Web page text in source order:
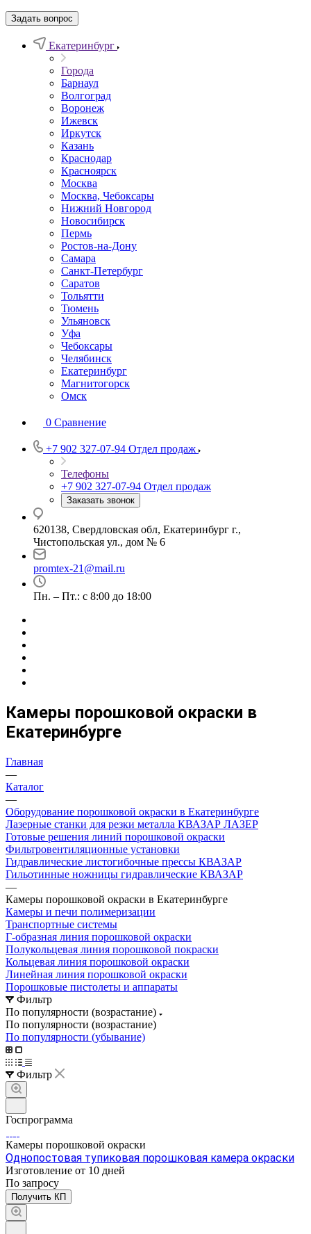
Задать вопрос
Екатеринбург
Города
Барнаул
Волгоград
Воронеж
Ижевск
Иркутск
Казань
Краснодар
Красноярск
Москва
Москва, Чебоксары
Нижний Новгород
Новосибирск
Пермь
Ростов-на-Дону
Самара
Санкт-Петербург
Саратов
Тольятти
Тюмень
Ульяновск
Уфа
Чебоксары
Челябинск
Екатеринбург
Магнитогорск
Омск
0 Сравнение
+7 902 327-07-94 Отдел продаж
Телефоны
+7 902 327-07-94 Отдел продаж
Заказать звонок
620138, Свердловская обл, Екатеринбург г.,
Чистопольская ул., дом № 6
promtex-21@mail.ru
Пн. – Пт.: с 8:00 до 18:00
Камеры порошковой окраски в
Екатеринбурге
Главная
—
Каталог
—
Оборудование порошковой окраски в Екатеринбурге
Лазерные станки для резки металла КВАЗАР ЛАЗЕР
Готовые решения линий порошковой окраски
Фильтровентиляционные установки
Гидравлические листогибочные прессы КВАЗАР
Гильотинные ножницы гидравлические КВАЗАР
—
Камеры порошковой окраски в Екатеринбурге
Камеры и печи полимеризации
Транспортные системы
Г-образная линия порошковой окраски
Полукольцевая линия порошковой покраски
Кольцевая линия порошковой окраски
Линейная линия порошковой окраски
Порошковые пистолеты и аппараты
Фильтр
По популярности (возрастание)
По популярности (возрастание)
По популярности (убывание)
Фильтр
Госпрограмма
Камеры порошковой окраски
Однопостовая тупиковая порошковая камера окраски
Изготовление от 10 дней
По запросу
Получить КП